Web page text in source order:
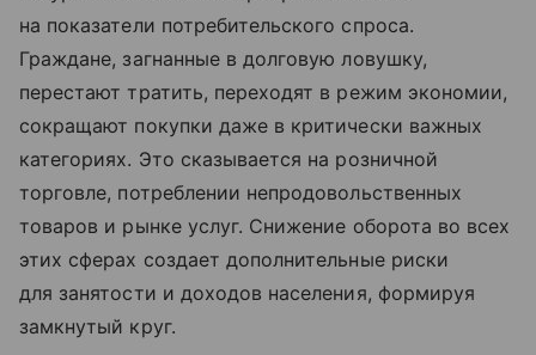
на показатели потребительского спроса.
Граждане, загнанные в долговую ловушку,
перестают тратить, переходят в режим экономии,
сокращают покупки даже в критически важных
категориях. Это сказывается на розничной
торговле, потреблении непродовольственных
товаров и рынке услуг. Снижение оборота во всех
этих сферах создает дополнительные риски
для занятости и доходов населения, формируя
замкнутый круг.